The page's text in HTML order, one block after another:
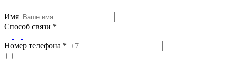
Имя
Способ связи *
Номер телефона *